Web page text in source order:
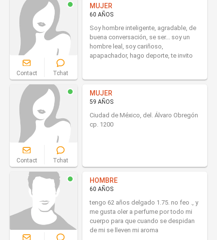
Contact Tchat
MUJER
60 AÑOS
Soy hombre inteligente, agradable, de
buena conversación, se ser... soy un
hombre leal, soy cariñoso,
apapachador, hago deporte, te invito
Contact Tchat
MUJER
59 AÑOS
Ciudad de México, del. Álvaro Obregón
cp. 1200
HOMBRE
60 AÑOS
tengo 62 años delgado 1.75. no feo ., y
me gusta oler a perfume por todo mi
cuerpo para que cuando se despidan
de mi se lleven mi aroma